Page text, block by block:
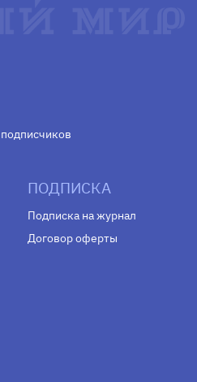
ПОДПИСКА
Подписка на журнал
Договор оферты